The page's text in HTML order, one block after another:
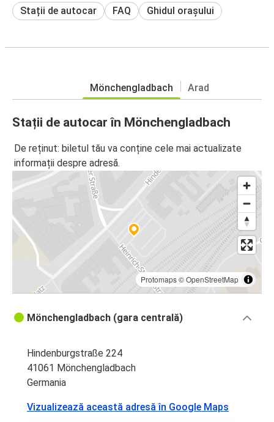
Stații de autocar FAQ Ghidul orașului
Mönchengladbach Arad
Stații de autocar în Mönchengladbach
De reținut: biletul tău va conține cele mai actualizate
informații despre adresă.
Protomaps©OpenStreetMap
Mönchengladbach (gara centrală)
Hindenburgstraße 224
41061 Mönchengladbach
Germania
Vizualizează această adresă în Google Maps